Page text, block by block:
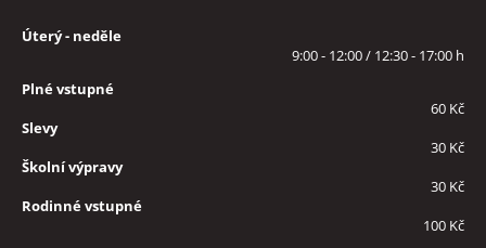
Úterý - neděle
9:00 - 12:00 / 12:30 - 17:00 h
Plné vstupné
60 Kč
Slevy
30 Kč
Školní výpravy
30 Kč
Rodinné vstupné
100 Kč